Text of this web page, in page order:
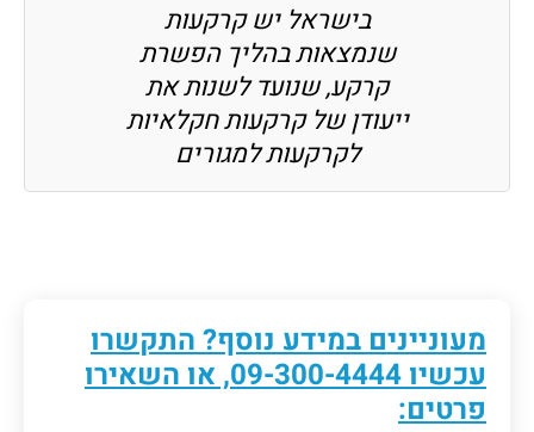
בישראל יש קרקעות
שנמצאות בהליך הפשרת
קרקע, שנועד לשנות את
ייעודן של קרקעות חקלאיות
לקרקעות למגורים
מעוניינים במידע נוסף? התקשרו
עכשיו 09-300-4444, או השאירו
פרטים: